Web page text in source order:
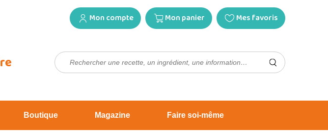
Mon compte Mon panier Mes favoris
Rechercher :
Boutique Magazine Faire soi-même